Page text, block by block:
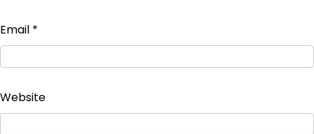
Email *
Website